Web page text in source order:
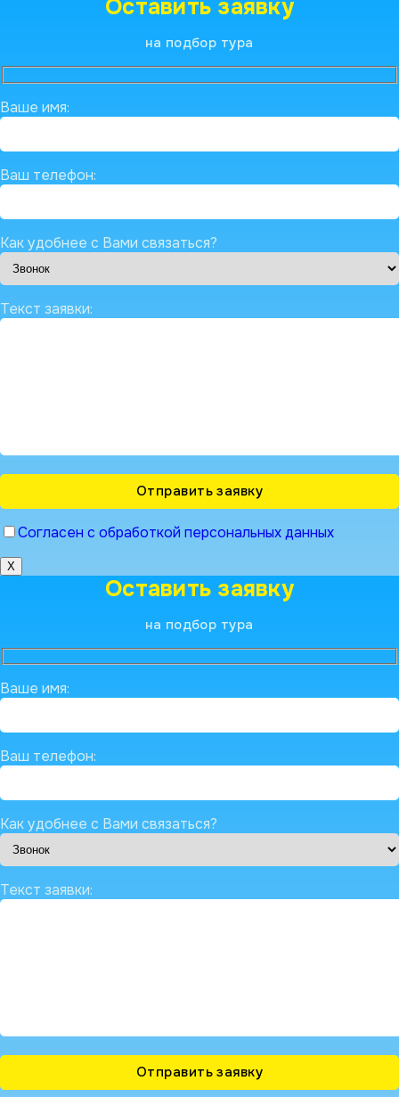
Оставить заявку
на подбор тура
Ваше имя:
Ваш телефон:
Как удобнее с Вами связаться?
Текст заявки:
Согласен с обработкой персональных данных
X
Оставить заявку
на подбор тура
Ваше имя:
Ваш телефон:
Как удобнее с Вами связаться?
Текст заявки: